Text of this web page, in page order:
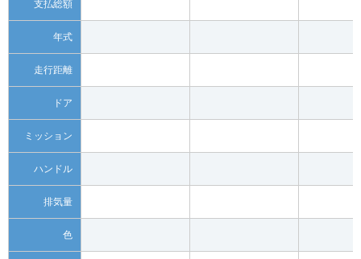
支払総額
年式
走行距離
ドア
ミッション
ハンドル
排気量
色